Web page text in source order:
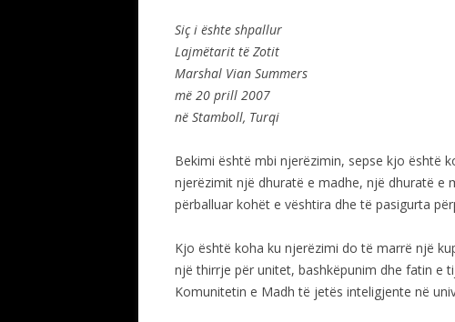
Siç i ështe shpallur
Lajmëtarit të Zotit
Marshal Vian Summers
më 20 prill 2007
në Stamboll, Turqi
Bekimi është mbi njerëzimin, sepse kjo është
njerëzimit një dhuratë e madhe, një dhuratë e
përballuar kohët e vështira dhe të pasigurta
Kjo është koha ku njerëzimi do të marrë një
një thirrje për unitet, bashkëpunim dhe fatin e
Komunitetin e Madh të jetës inteligjente në